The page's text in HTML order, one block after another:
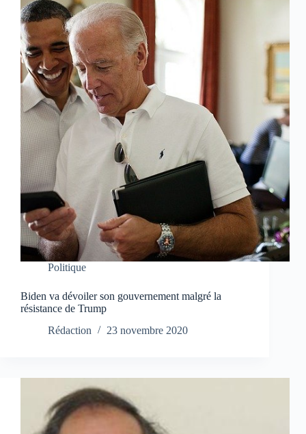
Politique
Biden va dévoiler son gouvernement malgré la
résistance de Trump
Rédaction
23 novembre 2020